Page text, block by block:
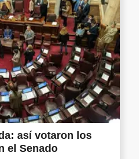
así votaron los
el Senado